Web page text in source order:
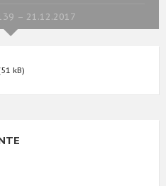
– 21.12.2017
kB)